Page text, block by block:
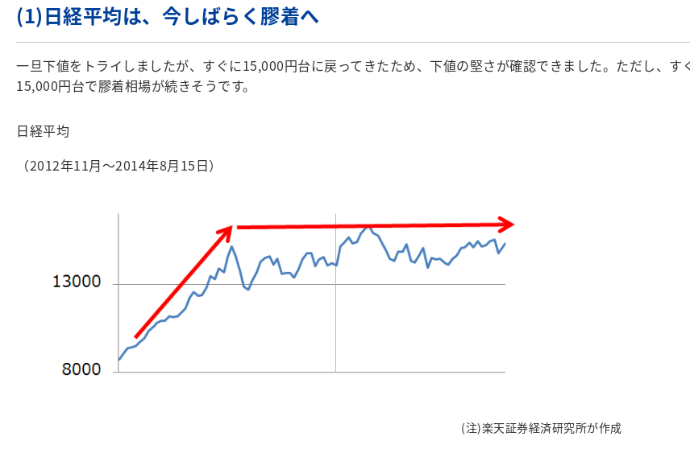
(1)日経平均は、今しばらく膠着へ
一旦下値をトライしましたが、すぐに15,000円台に戻ってきたため、下値の堅さが確認できました。ただし、
15,000円台で膠着相場が続きそうです。
日経平均
（2012年11月～2014年8月15日）
(注)楽天証券経済研究所が作成